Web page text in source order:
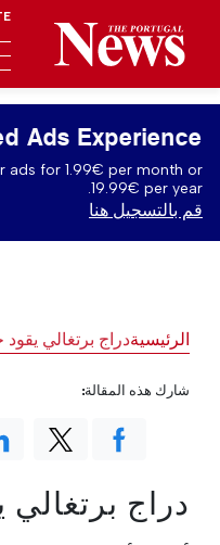
Ads Experience
ads for 1.99€ per month or
19.99€ per year.
قم بالتسجيل هنا
الرئيسيةدراج برتغالي يقود
دراج برتغالي
شارك هذه المقالة: